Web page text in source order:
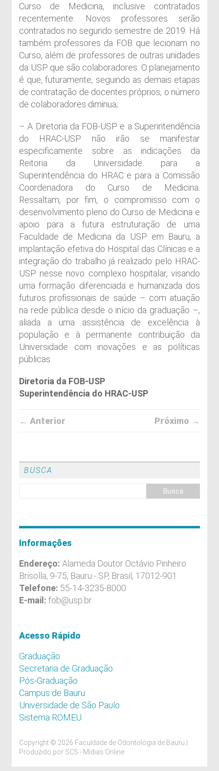
Curso de Medicina, inclusive contratados
recentemente. Novos professores serão
contratados no segundo semestre de 2019. Há
também professores da FOB que lecionam no
Curso, além de professores de outras unidades
da USP que são colaboradores. O planejamento
é que, futuramente, seguindo as demais etapas
de contratação de docentes próprios, o número
de colaboradores diminua;
– A Diretoria da FOB-USP e a Superintendência
do HRAC-USP não irão se manifestar
especificamente sobre as indicações da
Reitoria da Universidade para a
Superintendência do HRAC e para a Comissão
Coordenadora do Curso de Medicina.
Ressaltam, por fim, o compromisso com o
desenvolvimento pleno do Curso de Medicina e
apoio para a futura estruturação de uma
Faculdade de Medicina da USP em Bauru, a
implantação efetiva do Hospital das Clínicas e a
integração do trabalho já realizado pelo HRAC-
USP nesse novo complexo hospitalar, visando
uma formação diferenciada e humanizada dos
futuros profissionais de saúde – com atuação
na rede pública desde o início da graduação –,
aliada a uma assistência de excelência à
população e à permanente contribuição da
Universidade com inovações e as políticas
públicas.
Diretoria da FOB-USP
Superintendência do HRAC-USP
← Anterior Próximo →
BUSCA
Informações
Endereço: Alameda Doutor Octávio Pinheiro
Brisolla, 9-75, Bauru - SP, Brasil, 17012-901
Telefone: 55-14-3235-8000
E-mail: fob@usp.br
Acesso Rápido
Graduação
Secretaria de Graduação
Pós-Graduação
Campus de Bauru
Universidade de São Paulo
Sistema ROMEU
Copyright © 2026 Faculdade de Odontologia de Bauru |
Produzido por SCS - Mídias Online